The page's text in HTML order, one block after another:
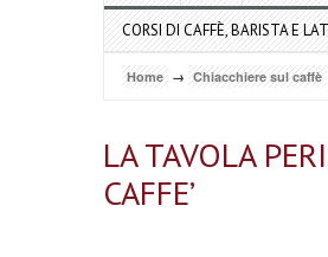
CORSI DI CAFFÈ, BARISTA E
Home → Chiacchiere sul caffè
LA TAVOLA
CAFFE’